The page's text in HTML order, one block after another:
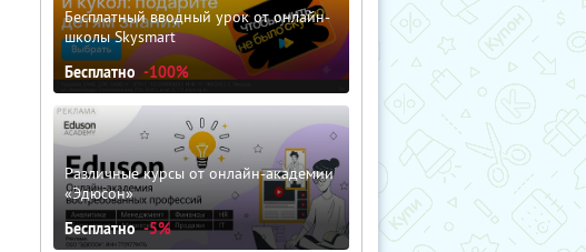
Бесплатный вводный урок от онлайн-
школы Skysmart
Бесплатно -100%
Различные курсы от онлайн-академии
«Эдюсон»
Бесплатно -5%